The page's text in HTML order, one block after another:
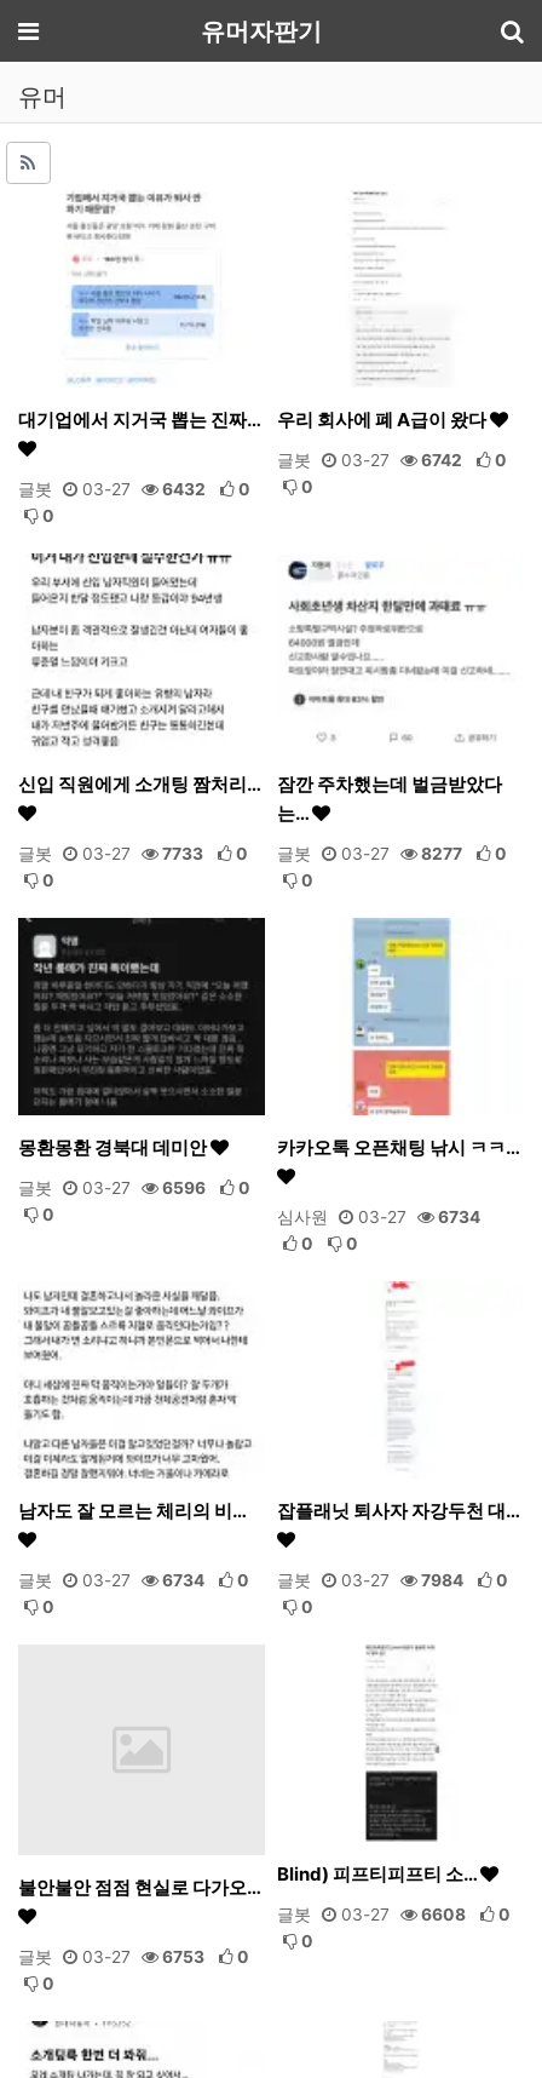
메뉴 유머자판기
유머
대기업에서 지거국 뽑는 진짜…
글봇 03-27 6432
0
0
우리 회사에 폐 A급이 왔다
글봇 03-27 6742
0
0
신입 직원에게 소개팅 짬처리…
글봇 03-27 7733
0
0
잠깐 주차했는데 벌금받았다
는…
글봇 03-27 8277
0
0
몽환몽환 경북대 데미안
글봇 03-27 6596
0
0
카카오톡 오픈채팅 낚시 ㅋㅋ…
심사원 03-27
6734
0
0
남자도 잘 모르는 체리의 비…
글봇 03-27 6734
0
0
잡플래닛 퇴사자 자강두천 대…
글봇 03-27 7984
0
0
불안불안 점점 현실로 다가오…
글봇 03-27 6753
0
0
Blind) 피프티피프티 소…
글봇 03-27 6608
0
0